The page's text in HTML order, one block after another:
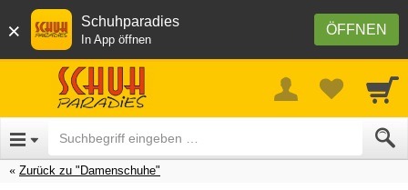
× ÖFFNEN
Schuhparadies
In App öffnen
Zurück zu "Damenschuhe"